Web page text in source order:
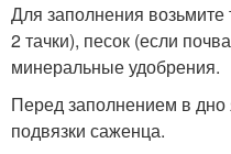
Для заполнения
2 тачки), песок (если
минеральные удобрения.
Перед заполнением в
подвязки саженца.